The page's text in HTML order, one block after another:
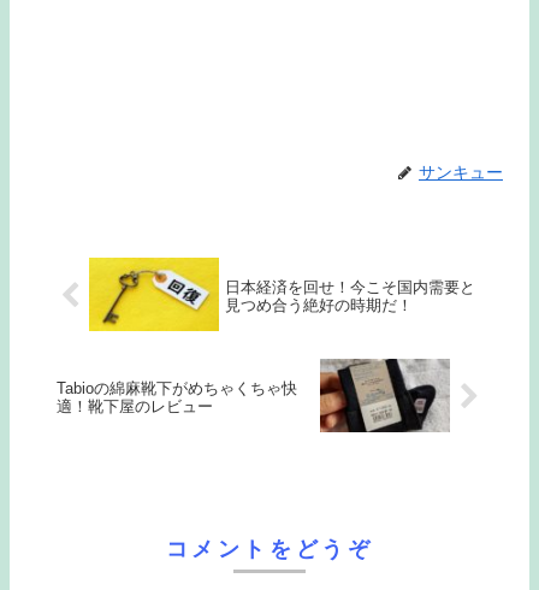
サンキュー
日本経済を回せ！今こそ国内需要と
見つめ合う絶好の時期だ！
Tabioの綿麻靴下がめちゃくちゃ快
適！靴下屋のレビュー
コメントをどうぞ